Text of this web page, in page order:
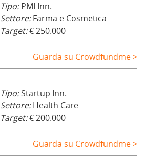
Tipo:PMI Inn.
Settore:Farma e Cosmetica
Target:€ 250.000
Guarda su Crowdfundme >
Tipo:Startup Inn.
Settore:Health Care
Target:€ 200.000
Guarda su Crowdfundme >